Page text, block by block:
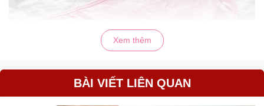
Xem thêm
BÀI VIẾT LIÊN QUAN